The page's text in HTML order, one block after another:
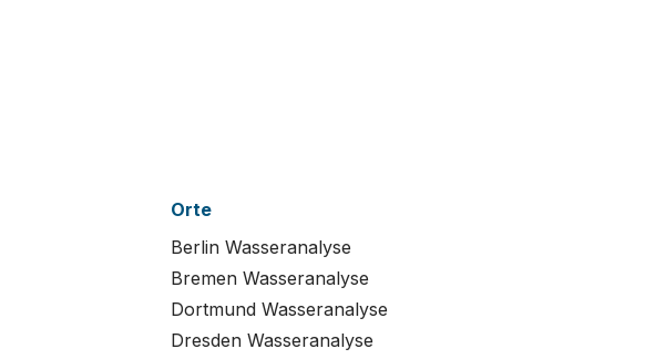
Orte
Berlin Wasseranalyse
Bremen Wasseranalyse
Dortmund Wasseranalyse
Dresden Wasseranalyse